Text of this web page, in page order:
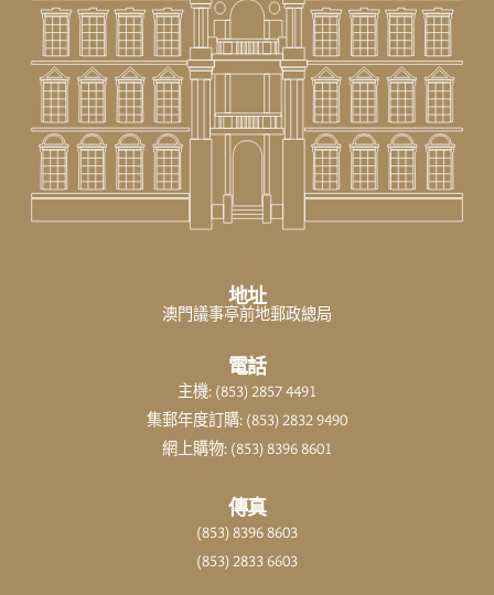
地址
澳門議事亭前地郵政總局
電話
主機: (853) 2857 4491
集郵年度訂購: (853) 2832 9490
網上購物: (853) 8396 8601
傳真
(853) 8396 8603
(853) 2833 6603